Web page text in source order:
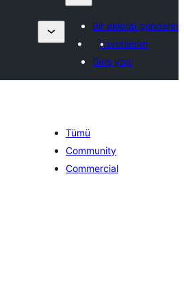
Bir eklenti gönderin
Favorilerim
Giriş yap
Tümü
Community
Commercial